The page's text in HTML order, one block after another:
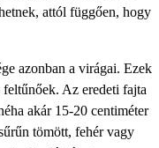
attól függően, hogy
azonban a virágai. Ezek
Az eredeti fajta
akár 15-20 centiméter
tömött, fehér vagy